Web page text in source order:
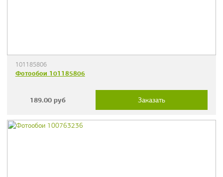
101185806
Фотообои 101185806
189.00 руб Заказать